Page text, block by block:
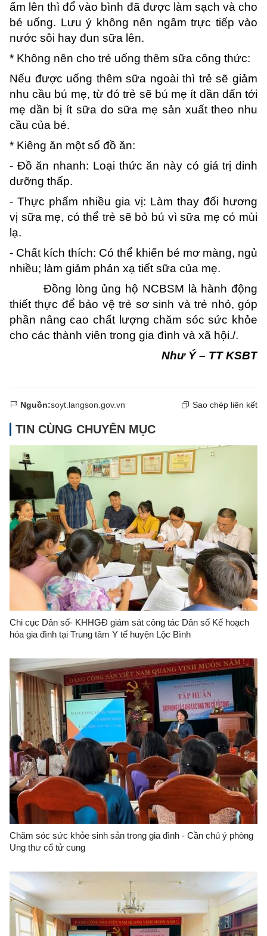
ấm lên thì đổ vào bình đã được làm sạch và cho
bé uống. Lưu ý không nên ngâm trực tiếp vào
nước sôi hay đun sữa lên.
* Không nên cho trẻ uống thêm sữa công thức:
Nếu được uống thêm sữa ngoài thì trẻ sẽ giảm
nhu cầu bú mẹ, từ đó trẻ sẽ bú mẹ ít dần dấn tới
mẹ dần bị ít sữa do sữa mẹ sản xuất theo nhu
cầu của bé.
* Kiêng ăn một số đồ ăn:
- Đồ ăn nhanh: Loại thức ăn này có giá trị dinh
dưỡng thấp.
- Thực phẩm nhiều gia vị: Làm thay đổi hương
vị sữa mẹ, có thể trẻ sẽ bỏ bú vì sữa mẹ có mùi
lạ.
- Chất kích thích: Có thể khiến bé mơ màng, ngủ
nhiều; làm giảm phản xạ tiết sữa của mẹ.
Đồng lòng ủng hộ NCBSM là hành động
thiết thực để bảo vệ trẻ sơ sinh và trẻ nhỏ, góp
phần nâng cao chất lượng chăm sóc sức khỏe
cho các thành viên trong gia đình và xã hội./.
Như Ý – TT KSBT
Nguồn:soyt.langson.gov.vn Sao chép liên kết
TIN CÙNG CHUYÊN MỤC
Chi cục Dân số- KHHGĐ giám sát công tác Dân số Kế hoạch
hóa gia đình tại Trung tâm Y tế huyện Lộc Bình
Chăm sóc sức khỏe sinh sản trong gia đình - Cần chú ý phòng
Ung thư cổ tử cung